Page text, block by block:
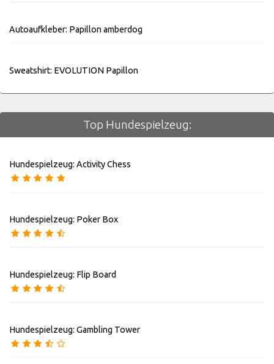
Autoaufkleber: Papillon amberdog
Sweatshirt: EVOLUTION Papillon
Top Hundespielzeug:
Hundespielzeug: Activity Chess
Hundespielzeug: Poker Box
Hundespielzeug: Flip Board
Hundespielzeug: Gambling Tower